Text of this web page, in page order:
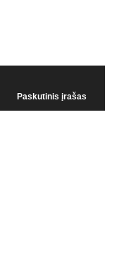
Paskutinis įrašas